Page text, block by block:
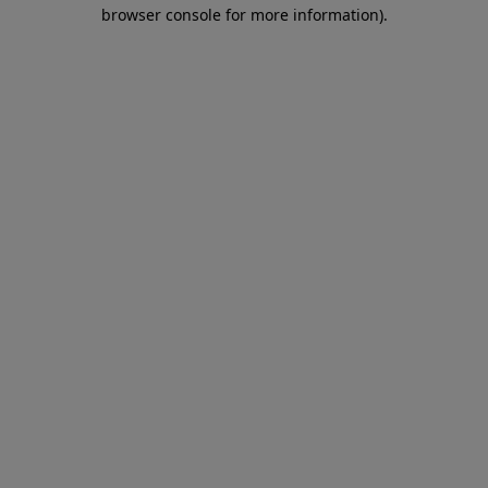
browser console for more information).